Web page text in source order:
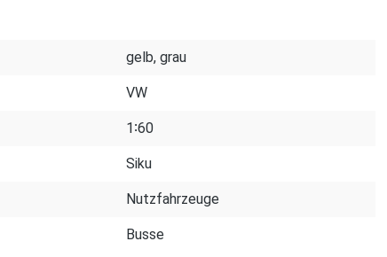
gelb, grau
VW
1∶60
Siku
Nutzfahrzeuge
Busse